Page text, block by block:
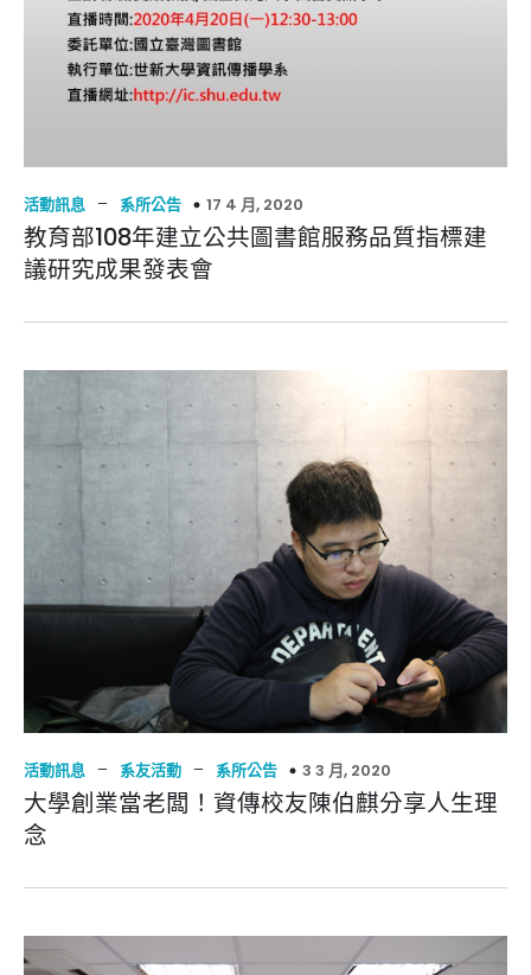
活動訊息 – 系所公告 17 4 月, 2020
教育部108年建立公共圖書館服務品質指標建
議研究成果發表會
活動訊息 – 系友活動 – 系所公告 3 3 月, 2020
大學創業當老闆！資傳校友陳伯麒分享人生理
念